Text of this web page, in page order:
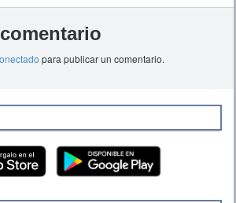
para publicar un comentario.